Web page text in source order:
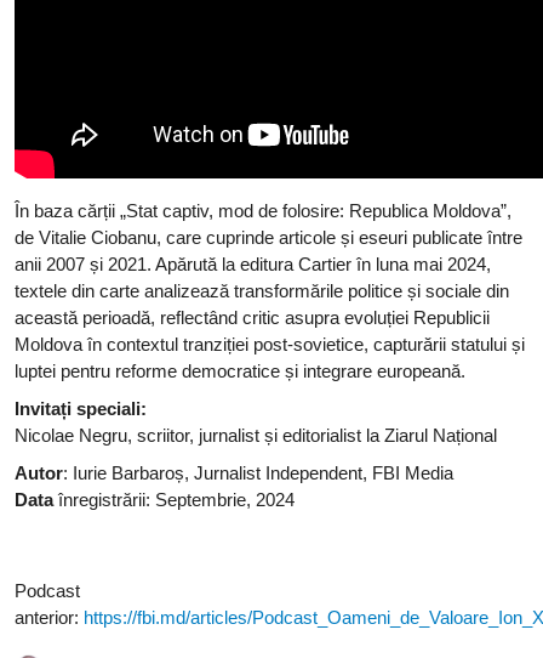
În baza cărții „Stat captiv, mod de folosire: Republica Moldova”,
de Vitalie Ciobanu, care cuprinde articole și eseuri publicate între
anii 2007 și 2021. Apărută la editura Cartier în luna mai 2024,
textele din carte analizează transformările politice și sociale din
această perioadă, reflectând critic asupra evoluției Republicii
Moldova în contextul tranziției post-sovietice, capturării statului și
luptei pentru reforme democratice și integrare europeană.
Invitați speciali:
Nicolae Negru, scriitor, jurnalist și editorialist la Ziarul Național
Autor: Iurie Barbaroș, Jurnalist Independent, FBI Media
Dataînregistrării: Septembrie, 2024
Podcast
anterior: https://fbi.md/articles/